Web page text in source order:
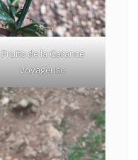
Fruits de la Garance
voyageuse